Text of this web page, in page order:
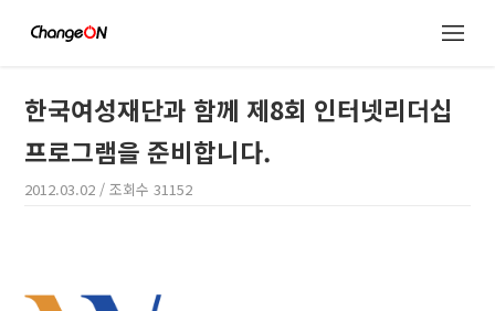
한국여성재단과 함께 제8회 인터넷리더십
프로그램을 준비합니다.
2012.03.02 / 조회수31152